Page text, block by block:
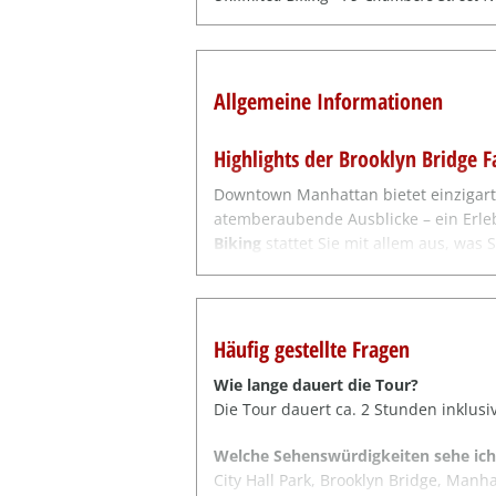
Allgemeine Informationen
Highlights der Brooklyn Bridge
Downtown Manhattan bietet
atemberaubende Ausblicke – ein
Biking stattet Sie mit allem aus, was
Sehenswürdigkeiten von Lower
Hintergrundgeschichten und halten
🌟
Sehenswürdigkeiten auf der
Häufig gestellte Fragen
Wie lange dauert die Tour?
Die Tour dauert ca. 2 Stunden
Welche Sehenswürdigkeiten sehe
City Hall Park, Brooklyn Bridge,